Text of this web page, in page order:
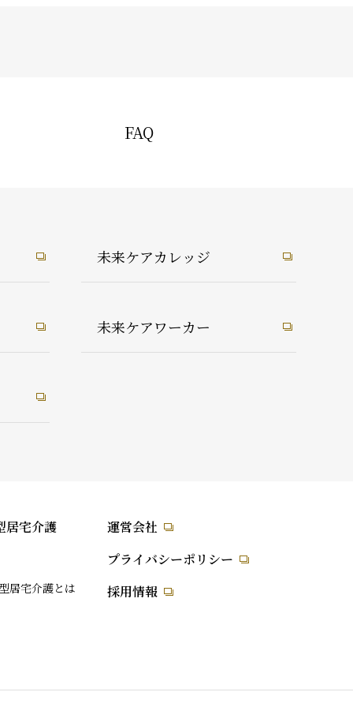
FAQ
未来ケアカレッジ
未来ケアワーカー
居宅介護
居宅介護とは
運営会社
プライバシーポリシー
採用情報